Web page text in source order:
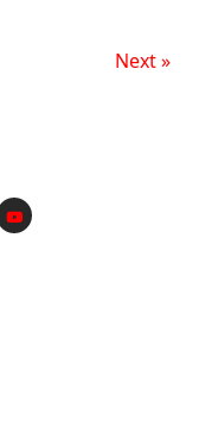
Next »